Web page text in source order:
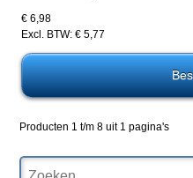
€ 6,98
Excl. BTW: € 5,77
Producten 1 t/m 8 uit 1 pagina's